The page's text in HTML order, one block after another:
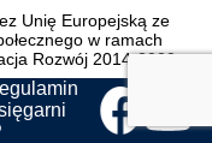
Unię Europejską ze
w ramach
Rozwój 2014-2020.